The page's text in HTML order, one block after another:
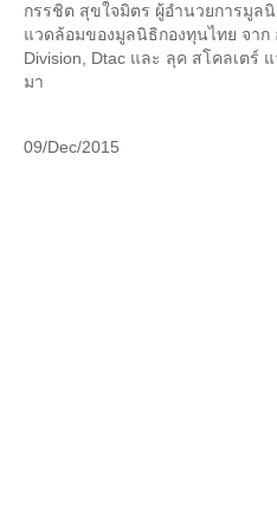
กรรชิต สุขใจมิตร ผู้อำนวยการมูล
แวดล้อมของมูลนิธิกองทุนไทย จาก
Division, Dtac และ ลุค สโคลเตร์
มา
09/Dec/2015